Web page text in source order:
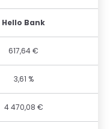
Hello Bank
617,64 €
3,61 %
4 470,08 €